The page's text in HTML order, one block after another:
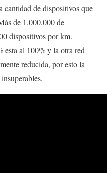
cantidad de dispositivos que
de 1.000.000 de
dispositivos por km.
esta al 100% y la otra red
reducida, por esto la